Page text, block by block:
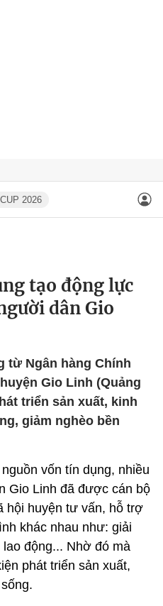
2026
tạo động lực
dân Gio
từ Ngân hàng Chính
Gio Linh (Quảng
triển sản xuất, kinh
giảm nghèo bền
vốn tín dụng, nhiều
Gio Linh đã được cán bộ
hội huyện tư vấn, hỗ trợ
khác nhau như: giải
động... Nhờ đó mà
phát triển sản xuất,